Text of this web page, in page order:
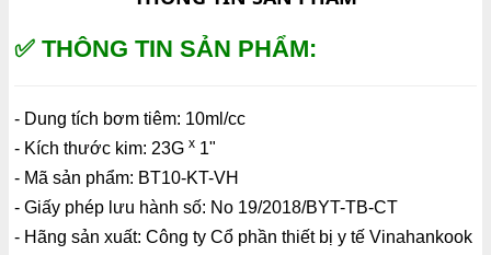
✅ THÔNG TIN SẢN PHẨM:
- Dung tích bơm tiêm: 10ml/cc
- Kích thước kim: 23G x 1"
- Mã sản phẩm: BT10-KT-VH
- Giấy phép lưu hành số: No 19/2018/BYT-TB-CT
- Hãng sản xuất: Công ty Cổ phần thiết bị y tế Vinahankook